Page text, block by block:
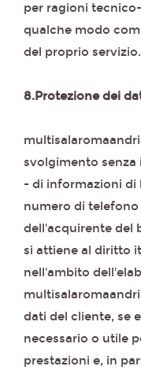
per ragioni
qualche modo
del proprio servizio.
8.Protezione dei
svolgimento
- di informazioni di
numero di telefono
dell'acquirente del
si attiene al diritto
nell'ambito
dati del cliente, se
necessario o utile
prestazioni e, in